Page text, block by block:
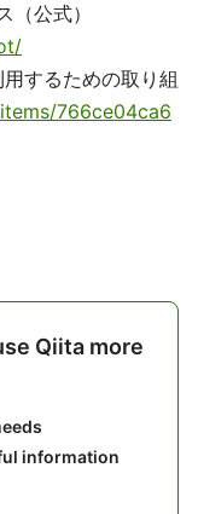
公式）
するための取り組
766ce04ca6
Qiita more
information